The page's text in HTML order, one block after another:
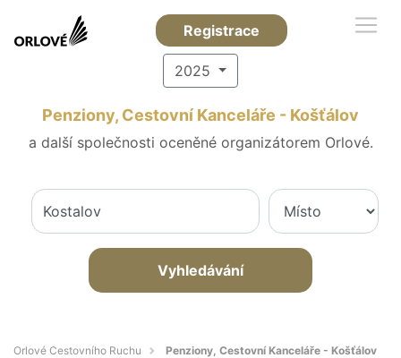
Registrace
2025
Penziony, Cestovní Kanceláře - Košťálov
a další společnosti oceněné organizátorem Orlové.
Vyhledávání
Orlové Cestovního Ruchu Penziony, Cestovní Kanceláře - Košťálov